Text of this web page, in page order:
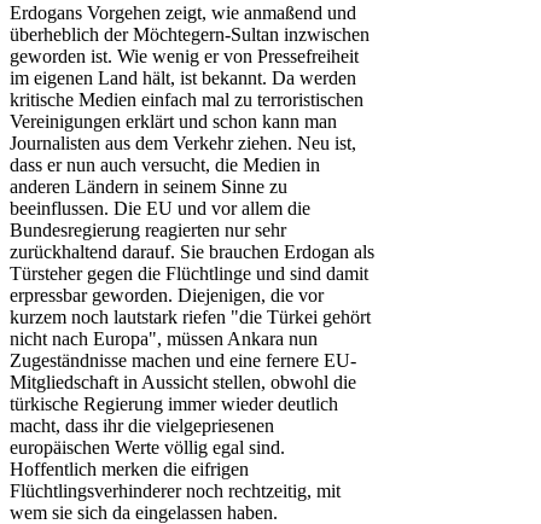
Erdogans Vorgehen zeigt, wie anmaßend und
überheblich der Möchtegern-Sultan inzwischen
geworden ist. Wie wenig er von Pressefreiheit
im eigenen Land hält, ist bekannt. Da werden
kritische Medien einfach mal zu terroristischen
Vereinigungen erklärt und schon kann man
Journalisten aus dem Verkehr ziehen. Neu ist,
dass er nun auch versucht, die Medien in
anderen Ländern in seinem Sinne zu
beeinflussen. Die EU und vor allem die
Bundesregierung reagierten nur sehr
zurückhaltend darauf. Sie brauchen Erdogan als
Türsteher gegen die Flüchtlinge und sind damit
erpressbar geworden. Diejenigen, die vor
kurzem noch lautstark riefen "die Türkei gehört
nicht nach Europa", müssen Ankara nun
Zugeständnisse machen und eine fernere EU-
Mitgliedschaft in Aussicht stellen, obwohl die
türkische Regierung immer wieder deutlich
macht, dass ihr die vielgepriesenen
europäischen Werte völlig egal sind.
Hoffentlich merken die eifrigen
Flüchtlingsverhinderer noch rechtzeitig, mit
wem sie sich da eingelassen haben.